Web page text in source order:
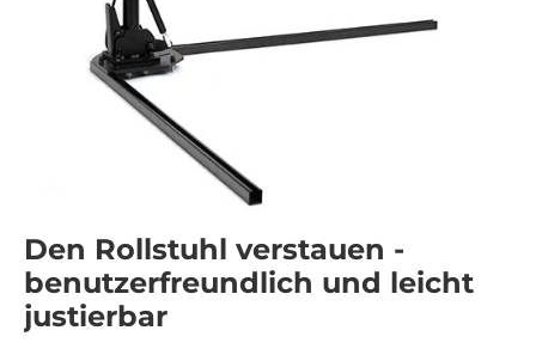
Den Rollstuhl verstauen -
benutzerfreundlich und leicht
justierbar